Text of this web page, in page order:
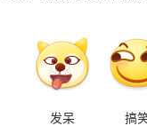
发呆 搞